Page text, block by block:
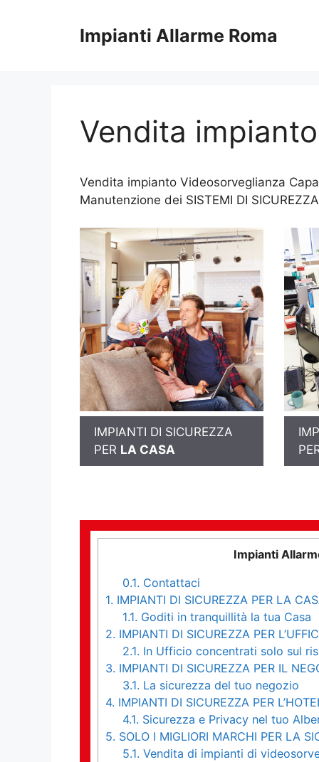
Impianti Allarme Roma
Vendita
Vendita impianto Videosorveglianza
Manutenzione dei SISTEMI DI
IMPIANTI DI SICUREZZA
PER LA CASA
Impianti
0.1. Contattaci
1. IMPIANTI DI SICUREZZA PER LA
1.1. Goditi in tranquillità la tua Casa
2. IMPIANTI DI SICUREZZA PER
2.1. In Ufficio concentrati solo sul
3. IMPIANTI DI SICUREZZA PER IL
3.1. La sicurezza del tuo negozio
4. IMPIANTI DI SICUREZZA PER
4.1. Sicurezza e Privacy nel tuo
5. SOLO I MIGLIORI MARCHI PER LA
5.1. Vendita di impianti di